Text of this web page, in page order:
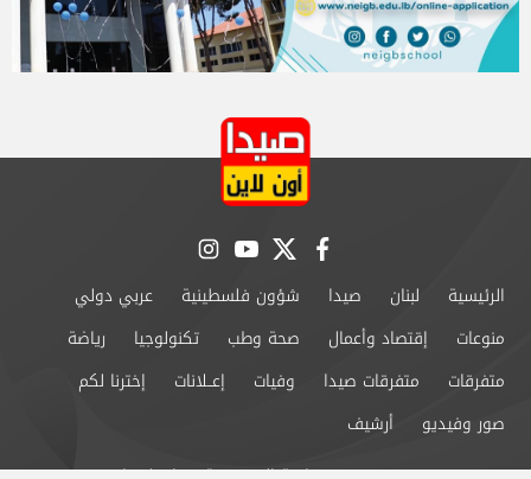
facebook
twitter
youtube
instagram
الرئيسية لبنان صيدا شؤون فلسطينية
عربي دولي
منوعات
إقتصاد وأعمال صحة وطب تكنولوجيا
رياضة
متفرقات
متفرقات صيدا وفيات إعــلانات
إخترنا لكم
صور وفيديو
أرشيف